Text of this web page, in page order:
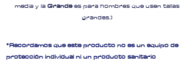
media y laGrandees para hombres que usen tallas
grandes.)
*Recordamos que este producto no es un equipo de
protección individual ni un producto sanitario